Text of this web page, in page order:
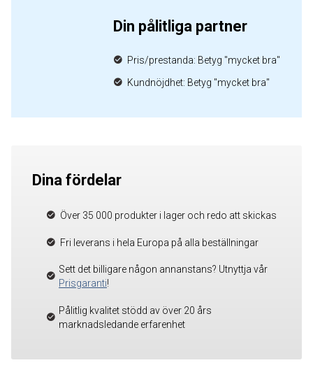
Din pålitliga partner
Pris/prestanda: Betyg "mycket bra"
Kundnöjdhet: Betyg "mycket bra"
Dina fördelar
Över 35 000 produkter i lager och redo att skickas
Fri leverans i hela Europa på alla beställningar
Sett det billigare någon annanstans? Utnyttja vår
Prisgaranti!
Pålitlig kvalitet stödd av över 20 års
marknadsledande erfarenhet